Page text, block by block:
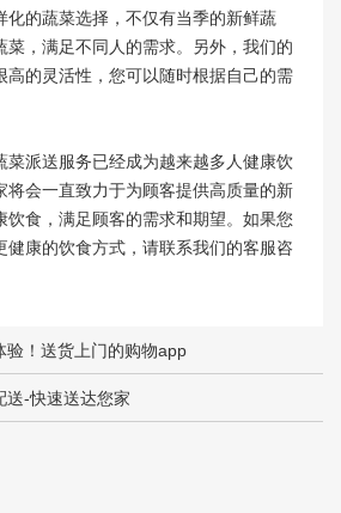
化的蔬菜选择，不仅有当季的新鲜蔬
菜，满足不同人的需求。另外，我们的
高的灵活性，您可以随时根据自己的需
菜派送服务已经成为越来越多人健康饮
将会一直致力于为顾客提供高质量的新
饮食，满足顾客的需求和期望。如果您
健康的饮食方式，请联系我们的客服咨
验！送货上门的购物app
送-快速送达您家